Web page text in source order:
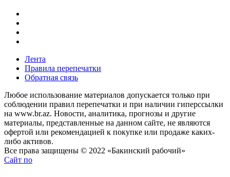
Лента
Правила перепечатки
Обратная связь
Любое использование материалов допускается только при
соблюдении правил перепечатки и при наличии гиперссылки
на www.br.az. Новости, аналитика, прогнозы и другие
материалы, представленные на данном сайте, не являются
офертой или рекомендацией к покупке или продаже каких-
либо активов.
Все права защищены © 2022 «Бакинский рабочий»
Сайт по